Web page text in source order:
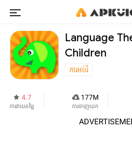
Language
Children
ការអប់រំ
4.7
ការវាយតម្លៃ
177M
ការទាញយក